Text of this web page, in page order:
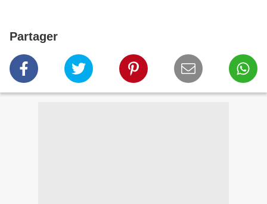
Partager